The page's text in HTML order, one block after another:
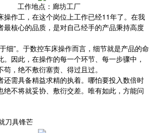
工作地点：廊坊工厂
操作工，在这个岗位上工作已经11年了。在我
最核心的品质，是对自己经手的产品秉持高度
细”。于数控车床操作而言，细节就是产品的命
。因此，在操作的每一个环节、每一步骤中，
，绝不敷衍塞责、得过且过。
还需具备精益求精的执着。哪怕要投入数倍时
绝不将就妥协、敷衍交差。唯有如此，方能问
刀具锋芒